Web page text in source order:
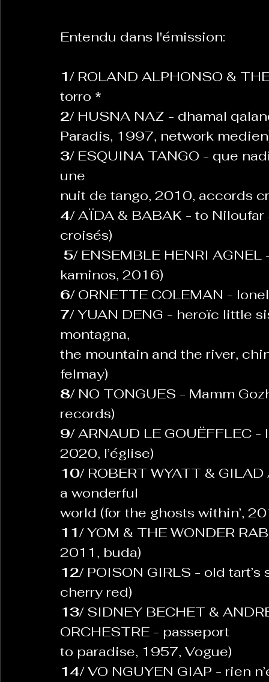
La Revanche des Cagoles Le Chabot
Les Transversales
Sabarat Astro Tout Feu Tout Femmes
LES ECHAPPEES OBLIQUES Sport Santé
Entendu dans l'émission:
1/ ROLAND ALPHONSO &
torro *
2/ HUSNA NAZ - dhamal
Paradis, 1997, network
3/ ESQUINA TANGO - que
une
nuit de tango, 2010, accords
4/ AÏDA & BABAK - to
croisés)
5/ ENSEMBLE HENRI
kaminos, 2016)
6/ ORNETTE COLEMAN -
7/ YUAN DENG - heroïc little
montagna,
the mountain and the river,
felmay)
8/ NO TONGUES - Mamm
records)
9/ ARNAUD LE GOUËFFLEC
2020, l’église)
10/ ROBERT WYATT &
a wonderful
world (for the ghosts within’,
11/ YOM & THE WONDER
2011, buda)
12/ POISON GIRLS - old
cherry red)
13/ SIDNEY BECHET &
ORCHESTRE - passeport
to paradise, 1957, Vogue)
14/ VO NGUYEN GIAP - rien